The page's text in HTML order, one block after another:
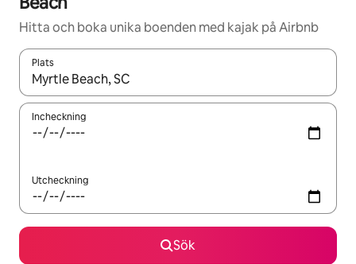
Hitta och boka unika boenden med kajak på Airbnb
Plats
När resultaten är tillgängliga kan du navigera med upp- och
Incheckning
Utcheckning
Sök